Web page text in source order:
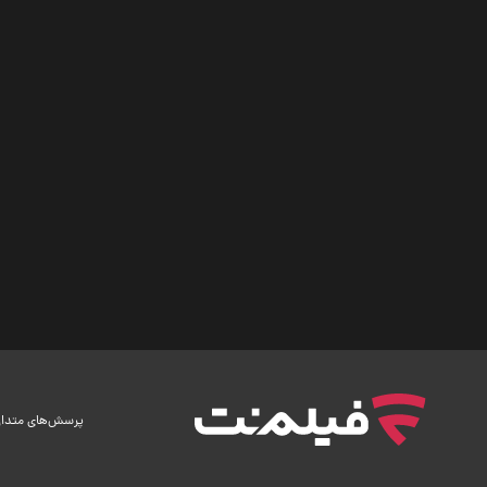
پرسش‌های